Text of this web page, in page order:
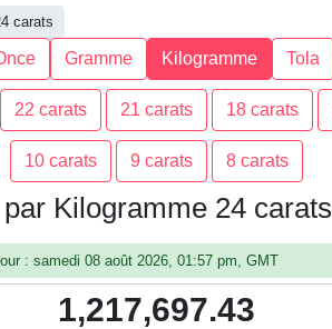
carats
Gramme Kilogramme Tola
22 carats 21 carats 18 carats
10 carats 9 carats 8 carats
Kilogramme 24 carats
: samedi 08 août 2026, 01:57 pm, GMT
1,217,697.43